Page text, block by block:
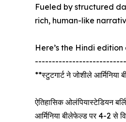
Fueled by structured
rich, human-like
Here’s the Hindi
**स्टुटगार्ट ने जोशीले
ऐतिहासिक ओलंपियास्टेडियन
आर्मिनिया बीलेफेल्ड पर 4-2 से